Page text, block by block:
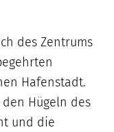
des Zentrums
Hafenstadt.
Hügeln des
und die